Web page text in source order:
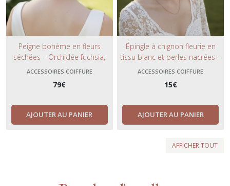
Peigne bohème en fleurs
séchées – Orchidée fuchsia,
hortensias bleus et touche de
mariage artisanal.
ACCESSOIRES COIFFURE
79€
AJOUTER AU PANIER
Épingle à chignon fleurie en
tissu blanc et perles nacrées –
Accessoire de coiffure mariage,
ACCESSOIRES COIFFURE
15€
AJOUTER AU PANIER
AFFICHER TOUT